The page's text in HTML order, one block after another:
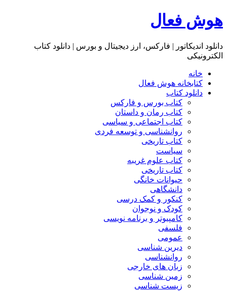
هوش فعال
دانلود اندیکاتور | فارکس، ارز دیجیتال و بورس | دانلود کتاب
الکترونیکی
خانه
کتابخانه هوش فعال
دانلود کتاب
کتاب بورس و فارکس
کتاب رمان و داستان
کتاب اجتماعی و سیاسی
روانشناسی و توسعه فردی
کتاب تاریخی
سیاست
کتاب علوم غریبه
کتاب تاریخی
حیوانات خانگی
دانشگاهی
کنکور و کمک‌ درسی
کودک و نوجوان
کامپیوتر و برنامه نویسی
فلسفی
عمومی
دیرین شناسی
روانشناسی
زبان های خارجی
زمین شناسی
زیست شناسی